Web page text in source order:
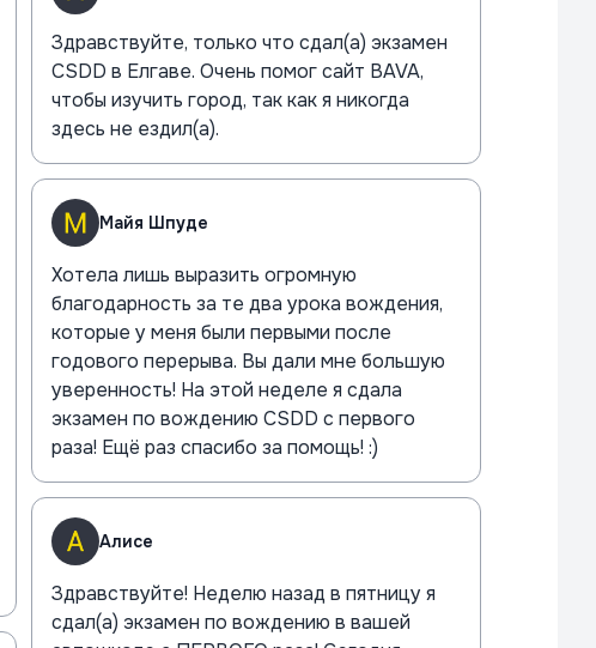
Здравствуйте, только что сдал(а) экзамен
CSDD в Елгаве. Очень помог сайт BAVA,
чтобы изучить город, так как я никогда
здесь не ездил(а).
Майя Шпуде
Хотела лишь выразить огромную
благодарность за те два урока вождения,
которые у меня были первыми после
годового перерыва. Вы дали мне большую
уверенность! На этой неделе я сдала
экзамен по вождению CSDD с первого
раза! Ещё раз спасибо за помощь! :)
Алисе
Здравствуйте! Неделю назад в пятницу я
сдал(а) экзамен по вождению в вашей